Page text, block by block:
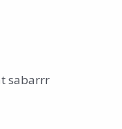
sabarrr